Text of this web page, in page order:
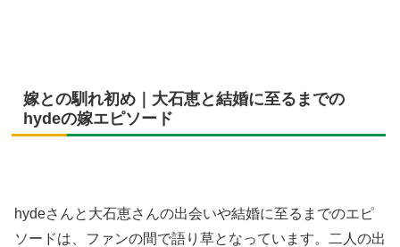
嫁との馴れ初め｜大石恵と結婚に至るまでの
hydeの嫁エピソード
hydeさんと大石恵さんの出会いや結婚に至るまでのエピ
ソードは、ファンの間で語り草となっています。二人の出